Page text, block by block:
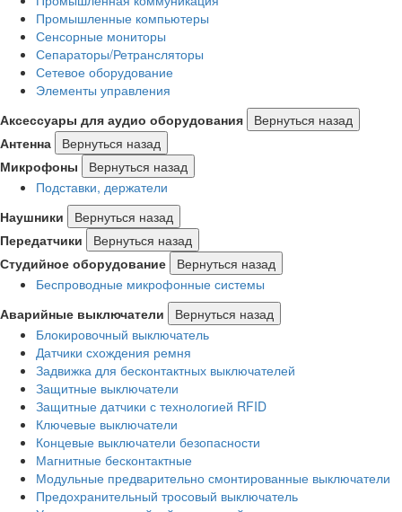
Промышленные компьютеры
Сенсорные мониторы
Сепараторы/Ретрансляторы
Сетевое оборудование
Элементы управления
Аксессуары для аудио оборудования
Вернуться назад
Антенна
Вернуться назад
Микрофоны
Вернуться назад
Подставки, держатели
Наушники
Вернуться назад
Передатчики
Вернуться назад
Студийное оборудование
Вернуться назад
Беспроводные микрофонные системы
Аварийные выключатели
Вернуться назад
Блокировочный выключатель
Датчики схождения ремня
Задвижка для бесконтактных выключателей
Защитные выключатели
Защитные датчики с технологией RFID
Ключевые выключатели
Концевые выключатели безопасности
Магнитные бесконтактные
Модульные предварительно смонтированные выключатели
Предохранительный тросовый выключатель